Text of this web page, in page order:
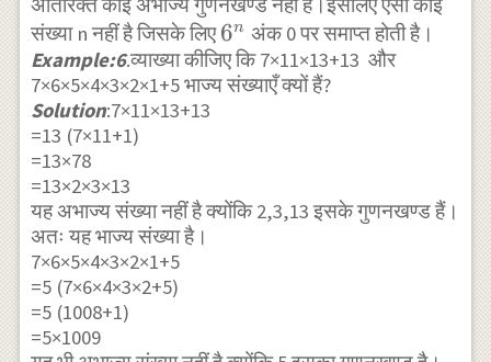
अतिरिक्त कोई अभाज्य गुणनखण्ड नहीं है।इसलिए ऐसी कोई
संख्या n नहीं है जिसके लिए6^{n}
6n अंक 0 पर समाप्त होती है।
Example:6.व्याख्या कीजिए कि 7×11×13+13 और
7×6×5×4×3×2×1+5 भाज्य संख्याएँ क्यों हैं?
Solution:7×11×13+13
=13 (7×11+1)
=13×78
=13×2×3×13
यह अभाज्य संख्या नहीं है क्योंकि 2,3,13 इसके गुणनखण्ड हैं।
अतः यह भाज्य संख्या है।
7×6×5×4×3×2×1+5
=5 (7×6×4×3×2+5)
=5 (1008+1)
=5×1009